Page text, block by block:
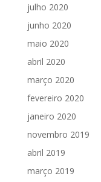
julho 2020
junho 2020
maio 2020
abril 2020
março 2020
fevereiro 2020
janeiro 2020
novembro 2019
abril 2019
março 2019